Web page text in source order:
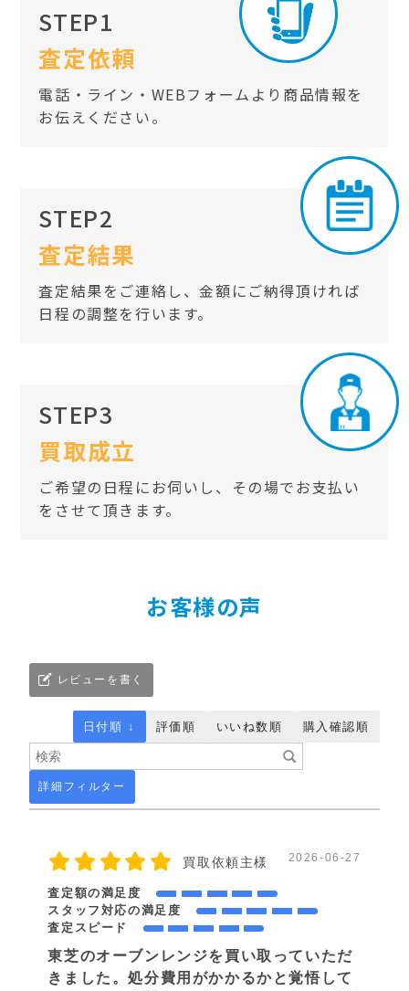
STEP1
査定依頼
電話・ライン・WEBフォームより商品情報を
お伝えください。
STEP2
査定結果
査定結果をご連絡し、金額にご納得頂ければ
日程の調整を行います。
STEP3
買取成立
ご希望の日程にお伺いし、その場でお支払い
をさせて頂きます。
お客様の声
レビューを書く
詳細フィルター
日付順 ↓ 評価順 いいね数順 購入確認順
買取依頼主様 2026-06-27
査定額の満足度
スタッフ対応の満足度
査定スピード
東芝のオーブンレンジを買い取っていただ
きました。処分費用がかかるかと覚悟して